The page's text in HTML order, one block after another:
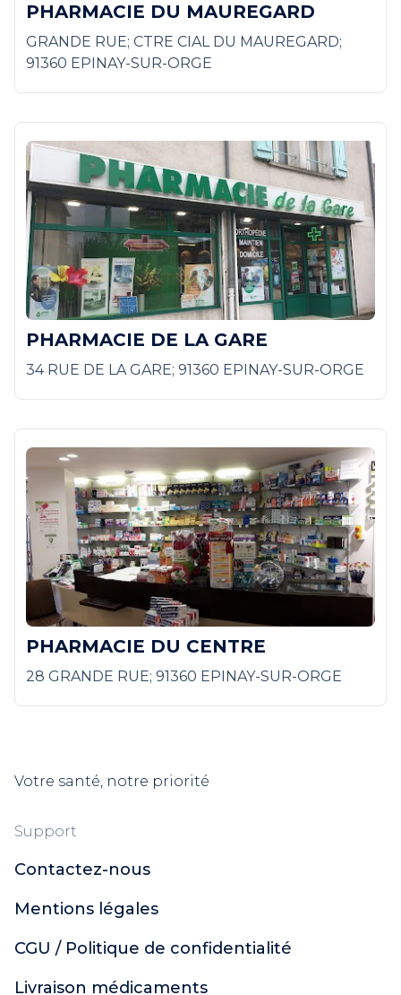
PHARMACIE DU MAUREGARD
GRANDE RUE; CTRE CIAL DU MAUREGARD;
91360 EPINAY-SUR-ORGE
PHARMACIE DE LA GARE
34 RUE DE LA GARE; 91360 EPINAY-SUR-ORGE
PHARMACIE DU CENTRE
28 GRANDE RUE; 91360 EPINAY-SUR-ORGE
Votre santé, notre priorité
Support
Contactez-nous
Mentions légales
CGU / Politique de confidentialité
Livraison médicaments